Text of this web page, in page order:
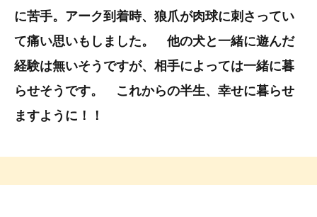
に苦手。アーク到着時、狼爪が肉球に刺さってい
て痛い思いもしました。 他の犬と一緒に遊んだ
経験は無いそうですが、相手によっては一緒に暮
らせそうです。 これからの半生、幸せに暮らせ
ますように！！